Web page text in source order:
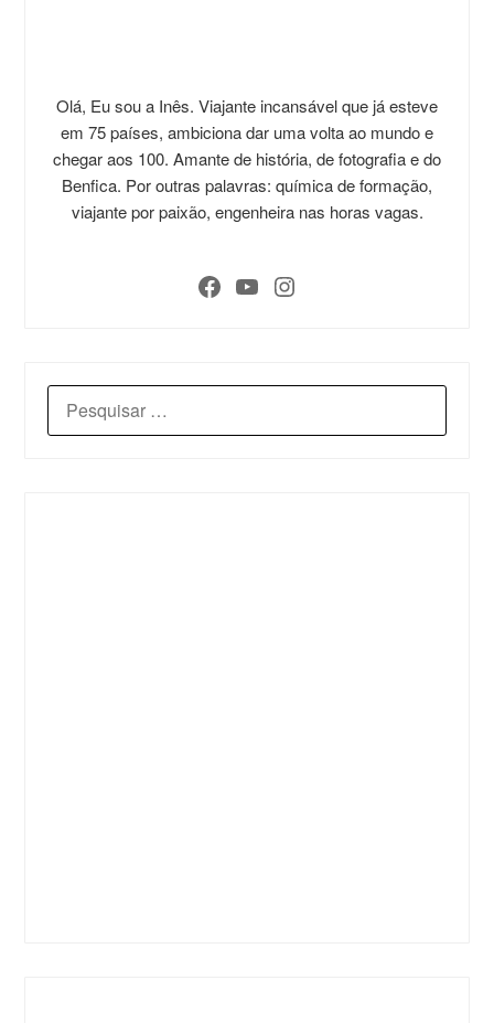
Olá, Eu sou a Inês. Viajante incansável que já esteve
em 75 países, ambiciona dar uma volta ao mundo e
chegar aos 100. Amante de história, de fotografia e do
Benfica. Por outras palavras: química de formação,
viajante por paixão, engenheira nas horas vagas.